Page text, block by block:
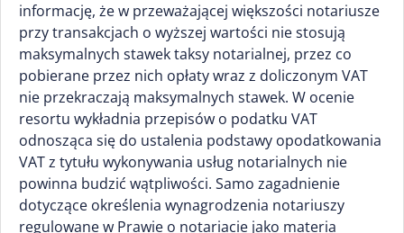
informację, że w przeważającej większości notariusze
przy transakcjach o wyższej wartości nie stosują
maksymalnych stawek taksy notarialnej, przez co
pobierane przez nich opłaty wraz z doliczonym VAT
nie przekraczają maksymalnych stawek. W ocenie
resortu wykładnia przepisów o podatku VAT
odnosząca się do ustalenia podstawy opodatkowania
VAT z tytułu wykonywania usług notarialnych nie
powinna budzić wątpliwości. Samo zagadnienie
dotyczące określenia wynagrodzenia notariuszy
regulowane w Prawie o notariacie jako materia